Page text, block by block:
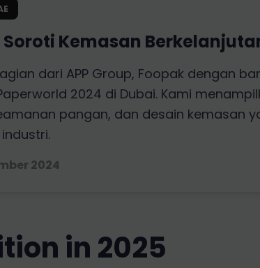
Kemasan
dari APP Group, Foopak dengan
2024 di Dubai. Kami
pangan, dan desain kemasan
2024
in 2025